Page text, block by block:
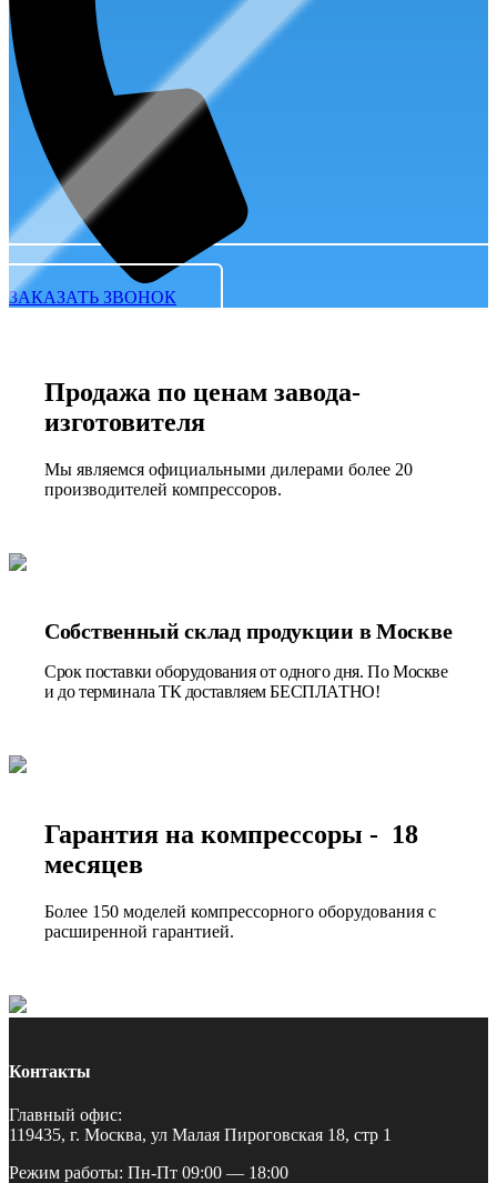
ЗАКАЗАТЬ ЗВОНОК
Продажа по ценам завода-
изготовителя
Мы являемся официальными дилерами более 20
производителей компрессоров.
Собственный склад продукции в Москве
Срок поставки оборудования от одного дня. По Москве
и до терминала ТК доставляем БЕСПЛАТНО!
Гарантия на компрессоры - 18
месяцев
Более 150 моделей компрессорного оборудования с
расширенной гарантией.
Контакты
Главный офис:
119435, г. Москва, ул Малая Пироговская 18, стр 1
Режим работы: Пн-Пт 09:00 — 18:00